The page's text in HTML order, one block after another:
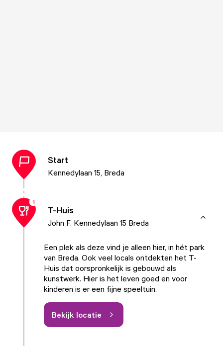
Start
Kennedylaan 15, Breda
1
T-Huis
John F. Kennedylaan 15 Breda
Een plek als deze vind je alleen hier, in hét park
van Breda. Ook veel locals ontdekten het T-
Huis dat oorspronkelijk is gebouwd als
kunstwerk. Hier is het leven goed en voor
kinderen is er een fijne speeltuin.
Bekijk locatie